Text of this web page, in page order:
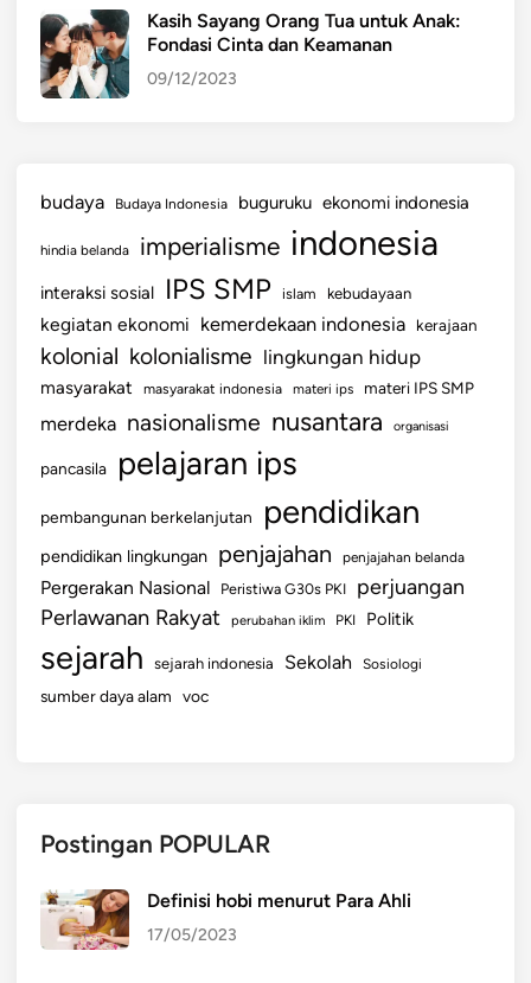
Kasih Sayang Orang Tua untuk Anak:
Fondasi Cinta dan Keamanan
09/12/2023
budaya Budaya Indonesia buguruku ekonomi indonesia
hindia belanda imperialisme indonesia
interaksi sosial IPS SMP islam kebudayaan
kegiatan ekonomi kemerdekaan indonesia kerajaan
kolonial kolonialisme lingkungan hidup
masyarakat masyarakat indonesia materi ips materi IPS SMP
merdeka nasionalisme nusantara organisasi
pancasila pelajaran ips
pembangunan berkelanjutan pendidikan
pendidikan lingkungan penjajahan penjajahan belanda
Pergerakan Nasional Peristiwa G30s PKI perjuangan
Perlawanan Rakyat perubahan iklim PKI Politik
sejarah sejarah indonesia Sekolah Sosiologi
sumber daya alam voc
Postingan POPULAR
Definisi hobi menurut Para Ahli
17/05/2023